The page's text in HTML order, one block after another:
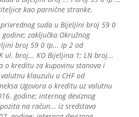
kao parnične stranke.
suda u Bijeljini broj 59 0
zaključka Okružnog
broj 59 0 Ip... Ip 2 od
ul. broj... KO Bijeljina 1; LN broj...
o kreditu za kupovinu stanova i
klauzulu u CHF od
Ugovora o kreditu uz valutnu
godine; internog deviznog
na račun... iz sredstava